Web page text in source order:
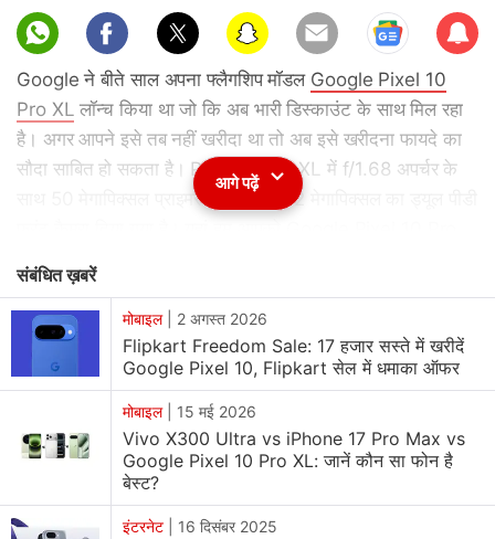
Sub
scri
be
Google ने बीते साल अपना फ्लैगशिप मॉडल Google Pixel 10
Pro XL लॉन्च किया था जो कि अब भारी डिस्काउंट के साथ मिल रहा
है। अगर आपने इसे तब नहीं खरीदा था तो अब इसे खरीदना फायदे का
सौदा साबित हो सकता है। Pixel 10 Pro XL में f/1.68 अपर्चर के
साथ 50 मेगापिक्सल प्राइमरी कैमरा और 42 मेगापिक्सल का ड्यूल पीडी
के बारे में विस्तार से बता रहे हैं।
Google Pixel 10 Pro XL Price & Offers
Google Pixel 10 Pro XL का 16GB/256GB स्टोरेज वेरिएंट ई-
कॉमर्स साइट फ्लिपकार्ट पर 1,24,999 रुपये
यहां पर बैंक ऑफर में HDFC बैंक क्रेडिट कार्ड से भुगतान पर 8 हजार
रुपये डिस्काउंट मिल सकता है, जिसके बाद प्रभावी कीमत रुपये हो
जाएगी। वहीं एक्सचेंज ऑफर में पुराना फोन देने पर 50,950 रुपये तक
आगे पढ़ें
संबंधित ख़बरें
मोबाइल| 2 अगस्त 2026
Flipkart Freedom Sale: 17 हजार सस्ते में खरीदें
Google Pixel 10, Flipkart सेल में धमाका ऑफर
मोबाइल| 15 मई 2026
Vivo X300 Ultra vs iPhone 17 Pro Max vs
Google Pixel 10 Pro XL: जानें कौन सा फोन है
बेस्ट?
इंटरनेट 16 दिसंबर 2025